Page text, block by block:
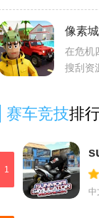
易上
富关卡
在危机
搜刮资
固定路
赛车竞技排
1